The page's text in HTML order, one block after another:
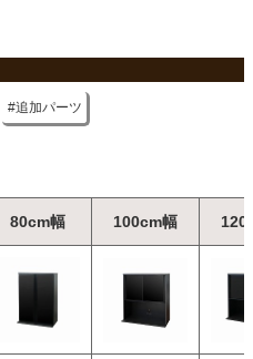
追加パーツ
80cm幅 100cm幅